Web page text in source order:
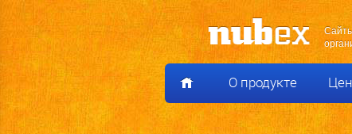
О продукте